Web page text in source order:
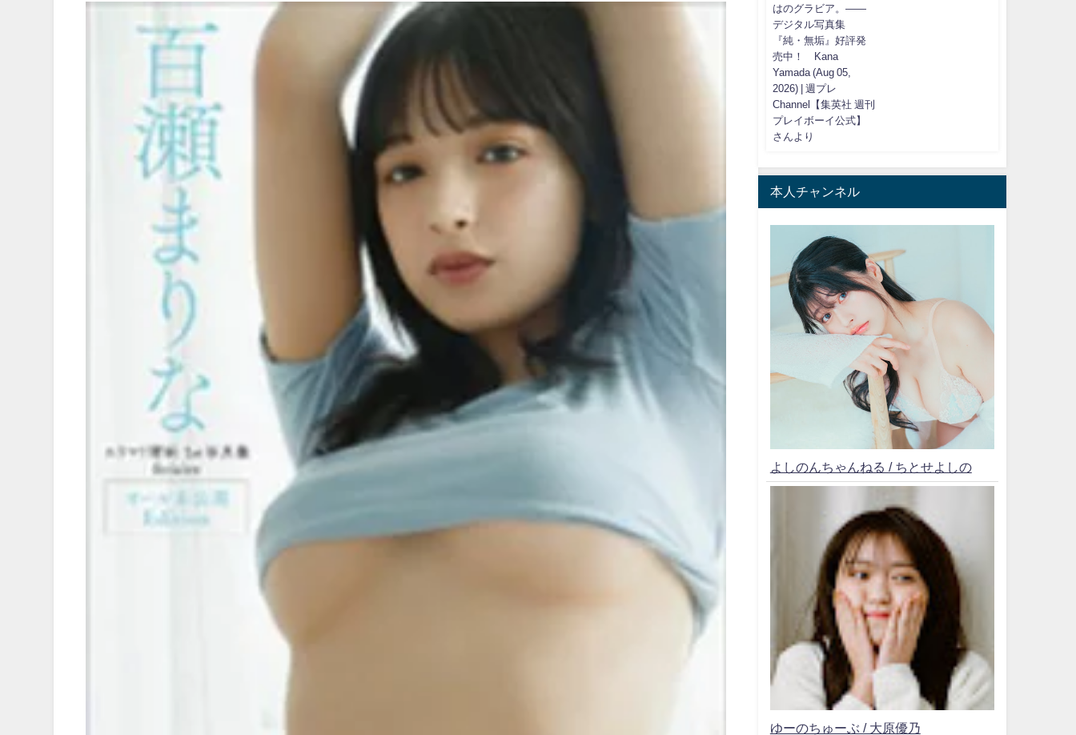
はのグラビア。――
デジタル写真集
『純・無垢』好評発
売中！ Kana
Yamada (Aug 05,
2026) | 週プレ
Channel【集英社 週刊
プレイボーイ公式】
さんより
本人チャンネル
よしのんちゃんねる / ちとせよしの
ゆーのちゅーぶ / 大原優乃